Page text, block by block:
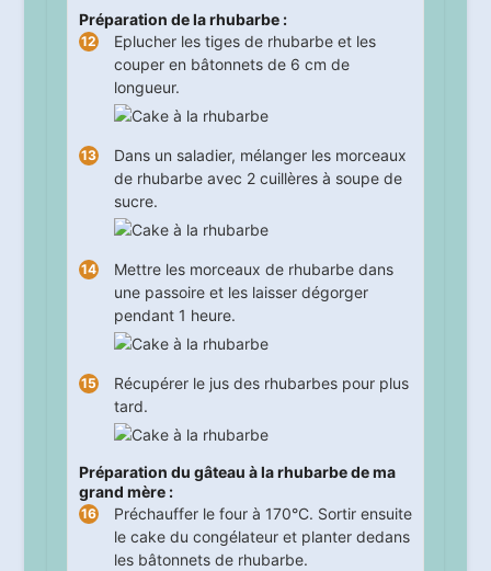
Préparation de la rhubarbe :
Eplucher les tiges de rhubarbe et les
couper en bâtonnets de 6 cm de
longueur.
Dans un saladier, mélanger les morceaux
de rhubarbe avec 2 cuillères à soupe de
sucre.
Mettre les morceaux de rhubarbe dans
une passoire et les laisser dégorger
pendant 1 heure.
Récupérer le jus des rhubarbes pour plus
tard.
Préparation du gâteau à la rhubarbe de ma
grand mère :
Préchauffer le four à 170°C. Sortir ensuite
le cake du congélateur et planter dedans
les bâtonnets de rhubarbe.